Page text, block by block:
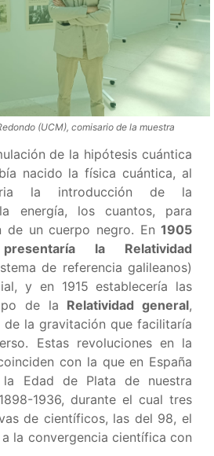
(UCM), comisario de la muestra
de la hipótesis cuántica
nacido la física cuántica, al
la introducción de la
energía, los cuantos, para
de un cuerpo negro. En 1905
la Relatividad
de referencia galileanos)
y en 1915 establecería las
de la Relatividad general,
de la gravitación que facilitaría
Estas revoluciones en la
con la que en España
Edad de Plata de nuestra
1936, durante el cual tres
de científicos, las del 98, el
la convergencia científica con